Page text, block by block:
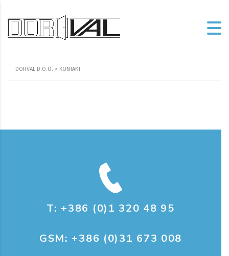
DORVAL D.O.O. > KONTAKT
T: +386 (0)1 320 48 95
GSM: +386 (0)31 673 008